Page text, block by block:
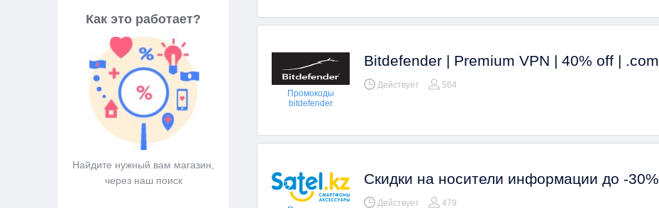
Как это работает?
Найдите нужный вам магазин,
через наш поиск
вам подходит
скопируйте его и используйте
Кэшбеком, чтобы сэкономить
Промокоды
bitdefender
Bitdefender | Premium VPN | 40% off | .com
Действует 564
Скидки на носители информации до -30%
Действует 479